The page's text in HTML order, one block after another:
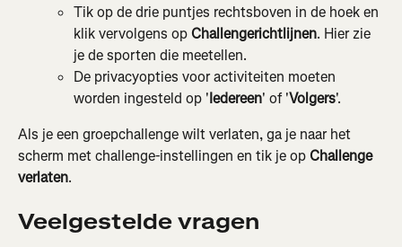
Tik op de drie puntjes rechtsboven in de hoek en
klik vervolgens op Challengerichtlijnen. Hier zie
je de sporten die meetellen.
De privacyopties voor activiteiten moeten
worden ingesteld op 'Iedereen' of 'Volgers'.
Als je een groepchallenge wilt verlaten, ga je naar het
scherm met challenge-instellingen en tik je op Challenge
verlaten.
Veelgestelde vragen